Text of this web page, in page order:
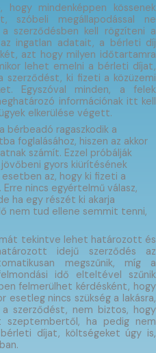
mindenképpen kössenek
szóbeli megállapodással ne
szerződésben kell rögzíteni a
ingatlan adatait, a bérleti díj
azt hogy milyen időtartamra
lehet emelni a bérleti díjat,
szerződést, ki fizeti a közüzemi
Egyszóval minden, a felek
információnak itt kell
elkerülése végett.
bérbeadó ragaszkodik a
foglalásához, hiszen az akkor
számít. Ezzel próbálják
gyors kiürítésének
az, hogy ki fizeti a
nincs egyértelmű válasz,
ha egy részét ki akarja
nem tud ellene semmit tenni,
tekintve lehet határozott és
idejű szerződés az
megszűnik, míg a
idő elteltével szűnik
felmerülhet kérdésként, hogy
esetleg nincs szükség a lakásra,
szerződést, nem biztos, hogy
szeptembertől, ha pedig nem
díjat, költségeket úgy is,